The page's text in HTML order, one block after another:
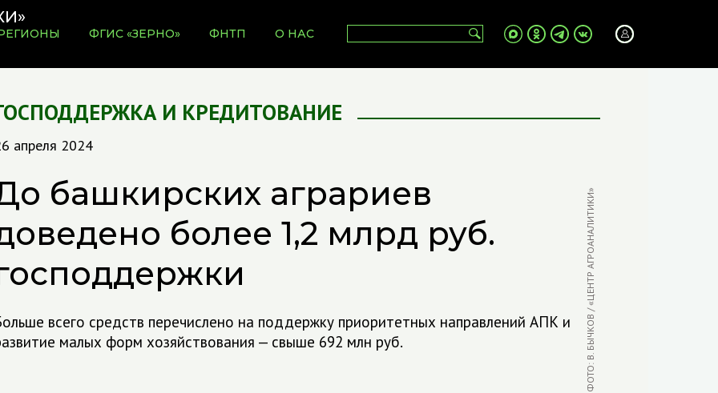
ФГИС «ЗЕРНО» ФНТП О НАС
И КРЕДИТОВАНИЕ
апреля 2024
башкирских аграриев
более 1,2 млрд руб.
всего средств перечислено на поддержку приоритетных направлений АПК и
малых форм хозяйствования — свыше 692 млн руб.
ФОТО: В. БЫЧКОВ / «ЦЕНТР АГРОАНАЛИТИКИ»